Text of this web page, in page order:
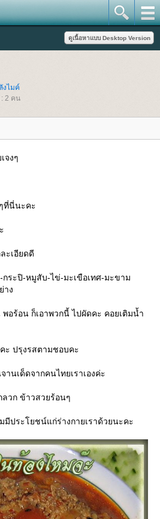
งไมค์
2 คน
จงๆ
ที่นี่นะคะ
ะเอียดดี
กระปิ-หมูสับ-ไข่-มะเขือเทศ-มะขาม
าง
อร้อน ก็เอาพวกนี้ ไปผัดคะ คอยเติมน้ำ
ะ ปรุงรสตามชอบคะ
านเด็ดจากคนไทยเราเองค่ะ
วก ข้าวสวยร้อนๆ
ประโยชน์แก่ร่างกายเราด้วยนะคะ